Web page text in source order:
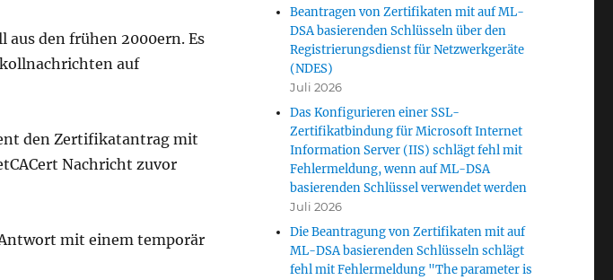
den frühen 2000ern. Es
auf
den Zertifikatantrag mit
Nachricht zuvor
mit einem temporär
Beantragen von Zertifikaten mit auf ML-
DSA basierenden Schlüsseln über den
Registrierungsdienst für Netzwerkgeräte
(NDES)
Juli 2026
Das Konfigurieren einer SSL-
Zertifikatbindung für Microsoft Internet
Information Server (IIS) schlägt fehl mit
Fehlermeldung, wenn auf ML-DSA
basierenden Schlüssel verwendet werden
Juli 2026
Die Beantragung von Zertifikaten mit auf
ML-DSA basierenden Schlüsseln schlägt
fehl mit Fehlermeldung "The parameter is